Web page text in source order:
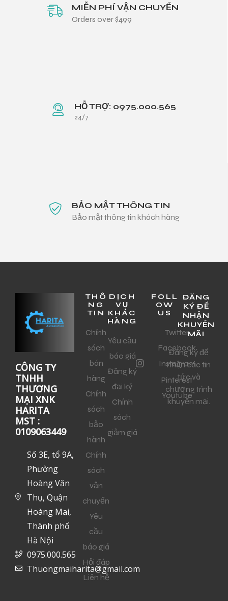
MIỄN PHÍ VẬN CHUYỂN
Orders over $499
HỖ TRỢ: 0975.000.565
24/7
BẢO MẬT THÔNG TIN
Bảo mật thông tin khách hàng
CÔNG TY
TNHH
THƯƠNG
MẠI XNK
HARITA
MST :
0109063449
Số 3E, tổ 9A,
Phường
Hoàng Văn
Thụ, Quận
Hoàng Mai,
Thành phố
Hà Nội
0975.000.565
Thuongmaiharita@gmail.com
THÔ
NG
TIN
Chính
sách
bán
hàng
Chính
sách
bảo
hành
Chính
sách
vận
chuyển
Yêu
cầu
báo giá
Hỏi đáp
Liên hệ
DỊCH
VỤ
KHÁC
HÀNG
Yêu cầu
báo giá
Đăng ký
đại ký
Chính
sách
giảm giá
FOLL
OW
US
Twitter
Facebook
Instagram
Pinterest
Youtube
ĐĂNG
KÝ ĐỂ
NHẬN
KHUYẾN
MÃI
Đăng ký để
nhận các tin
tức và
chương trình
khuyến mại.